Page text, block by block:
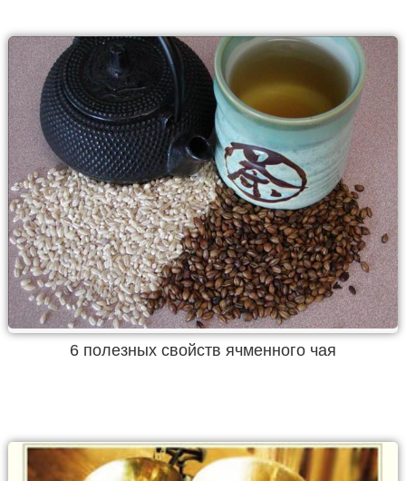
6 полезных свойств ячменного чая